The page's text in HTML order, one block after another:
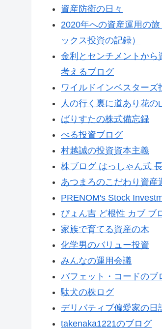
資産防衛の日々
2020年への資産運用の
ックス投資の記録）
金利とセンチメントから
考えるブログ
ワイルドインベスターズ
人の行く裏に道あり花の
ばりすたの株式備忘録
べる投資ブログ
村越誠の投資資本主義
株ブログ はっしゃん式
あつまろのこだわり資産
PRENOM's Stock
ぴょん吉 ど根性 カブ ブ
家族で育てる資産の木
化学男のバリュー投資
みんなの運用会議
バフェット・コードのブ
駄犬の株ログ
デリバティブ偏愛家の日
takenaka1221のブログ